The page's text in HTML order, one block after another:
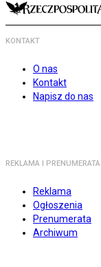
KONTAKT
O nas
Kontakt
Napisz do nas
REKLAMA I PRENUMERATA
Reklama
Ogłoszenia
Prenumerata
Archiwum